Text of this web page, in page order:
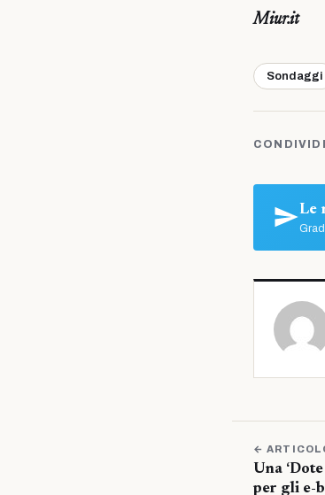
Miur.it
Sondaggi
Le
←
Una
per gli e-